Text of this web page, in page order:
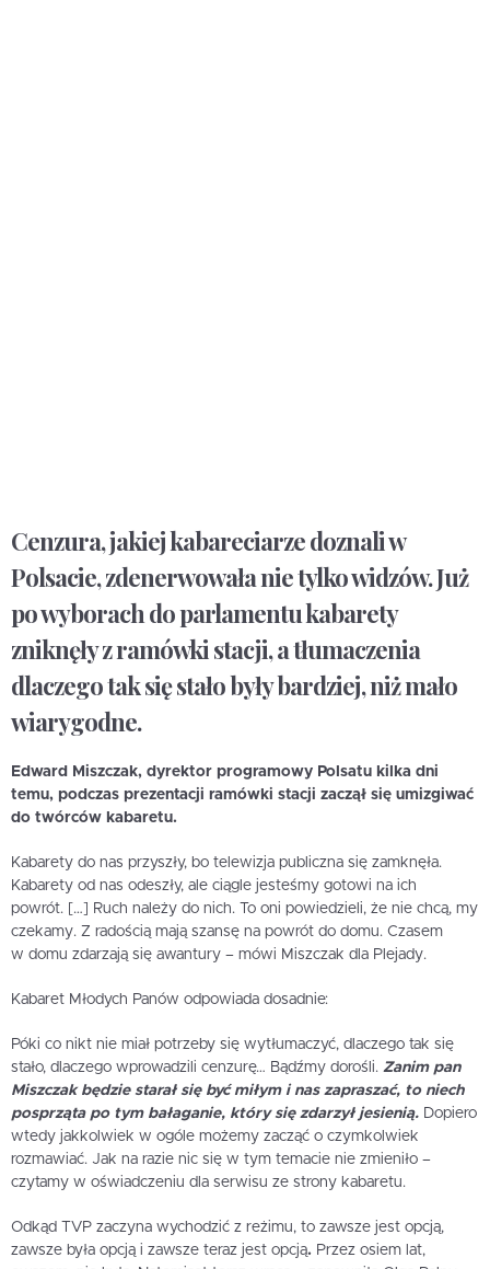
Cenzura, jakiej kabareciarze doznali w
Polsacie, zdenerwowała nie tylko widzów. Już
po wyborach do parlamentu kabarety
zniknęły z ramówki stacji, a tłumaczenia
dlaczego tak się stało były bardziej, niż mało
wiarygodne.
Edward Miszczak, dyrektor programowy Polsatu kilka dni
temu, podczas prezentacji ramówki stacji zaczął się umizgiwać
do twórców kabaretu.
Kabarety do nas przyszły, bo telewizja publiczna się zamknęła.
Kabarety od nas odeszły, ale ciągle jesteśmy gotowi na ich
powrót. […] Ruch należy do nich. To oni powiedzieli, że nie chcą, my
czekamy. Z radością mają szansę na powrót do domu. Czasem
w domu zdarzają się awantury – mówi Miszczak dla Plejady.
Kabaret Młodych Panów odpowiada dosadnie:
Póki co nikt nie miał potrzeby się wytłumaczyć, dlaczego tak się
stało, dlaczego wprowadzili cenzurę… Bądźmy dorośli. Zanim pan
Miszczak będzie starał się być miłym i nas zapraszać, to niech
posprząta po tym bałaganie, który się zdarzył jesienią. Dopiero
wtedy jakkolwiek w ogóle możemy zacząć o czymkolwiek
rozmawiać. Jak na razie nic się w tym temacie nie zmieniło –
czytamy w oświadczeniu dla serwisu ze strony kabaretu.
Odkąd TVP zaczyna wychodzić z reżimu, to zawsze jest opcją,
zawsze była opcją i zawsze teraz jest opcją. Przez osiem lat,